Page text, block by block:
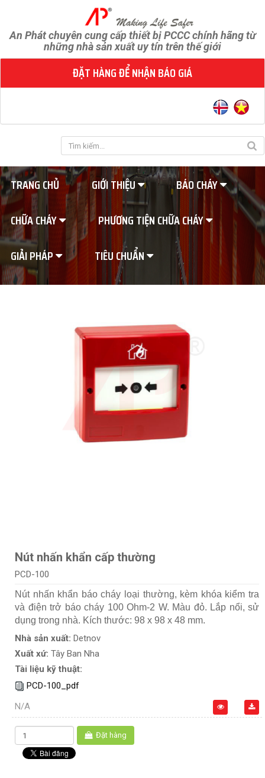
An Phát chuyên cung cấp thiết bị PCCC chính hãng từ
những nhà sản xuất uy tín trên thế giới
ĐẶT HÀNG ĐỂ NHẬN BÁO GIÁ
TRANG CHỦ GIỚI THIỆU
BÁO CHÁY
CHỮA CHÁY
PHƯƠNG TIỆN CHỮA CHÁY
GIẢI PHÁP
TIÊU CHUẨN
Nút nhấn khẩn cấp thường
PCD-100
Nút nhấn khẩn báo cháy loại thường, kèm khóa kiểm tra
và điện trở báo cháy 100 Ohm-2 W. Màu đỏ. Lắp nổi, sử
dụng trong nhà. Kích thước: 98 x 98 x 48 mm.
Nhà sản xuất: Detnov
Xuất xứ: Tây Ban Nha
Tài liệu kỹ thuật:
PCD-100_pdf
N/A
Đặt hàng